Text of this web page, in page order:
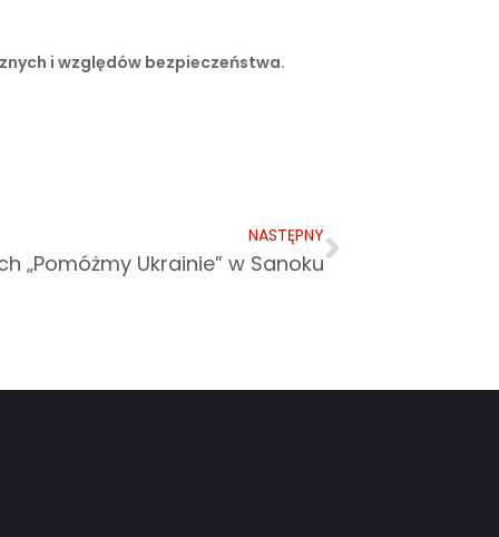
i względów bezpieczeństwa.
NASTĘPNY
„Pomóżmy Ukrainie” w Sanoku